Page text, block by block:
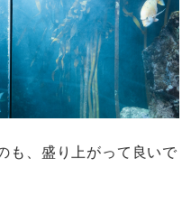
も、盛り上がって良いで